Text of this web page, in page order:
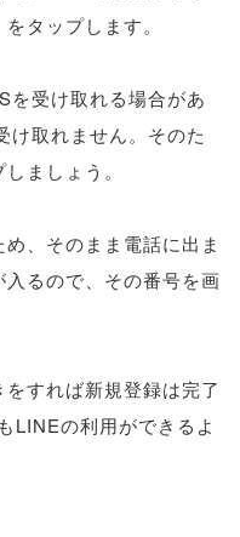
タップします。
を受け取れる場合があ
け取れません。そのた
ましょう。
、そのまま電話に出ま
るので、その番号を画
すれば新規登録は完了
LINEの利用ができるよ